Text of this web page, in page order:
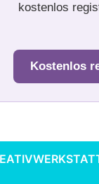
kostenlos
Kostenlos